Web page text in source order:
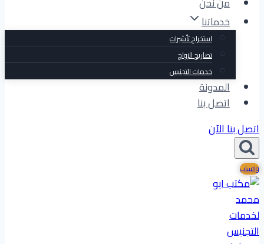
خدماتنا
استخراج تأشيرات
تصاريح الزواج
خدمات التجنيس
المدونة
اتصل بنا
اتصل بنا الآن
واتساب